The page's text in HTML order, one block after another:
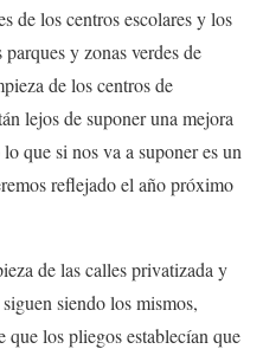
de los centros escolares y los
y zonas verdes de
de los centros de
lejos de suponer una mejora
que si nos va a suponer es un
reflejado el año próximo
de las calles privatizada y
siendo los mismos,
que los pliegos establecían que